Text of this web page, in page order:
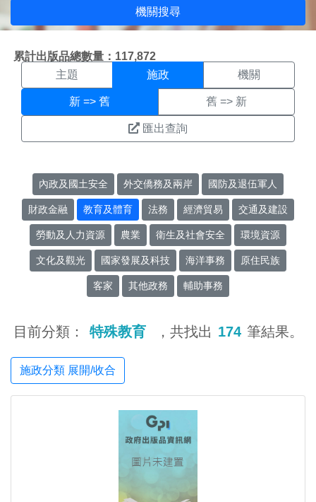
機關搜尋
累計出版品總數量：117,872
施政搜尋結果頁面
主題 施政 機關
新 => 舊 舊 => 新
匯出查詢
內政及國土安全 外交僑務及兩岸 國防及退伍軍人
財政金融 教育及體育 法務 經濟貿易 交通及建設
勞動及人力資源 農業 衛生及社會安全 環境資源
文化及觀光 國家發展及科技 海洋事務 原住民族
客家 其他政務 輔助事務
目前分類： 特殊教育 ，共找出 174 筆結果。
施政分類 展開/收合